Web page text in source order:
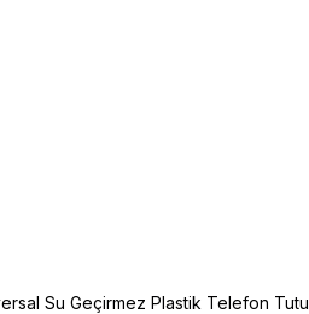
Su Geçirmez Plastik Telefon